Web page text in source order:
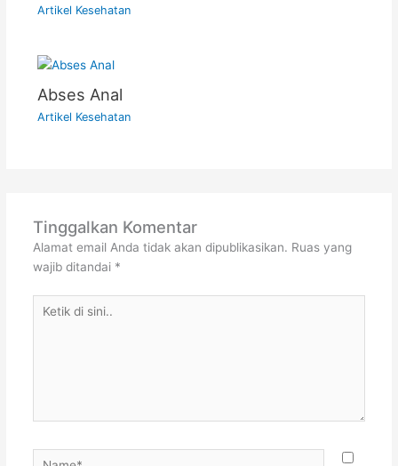
Artikel Kesehatan
Abses Anal
Artikel Kesehatan
Tinggalkan Komentar
Alamat email Anda tidak akan dipublikasikan. Ruas yang
wajib ditandai *
Ketik
Name*